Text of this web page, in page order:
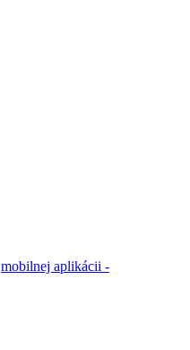
mobilnej aplikácii -